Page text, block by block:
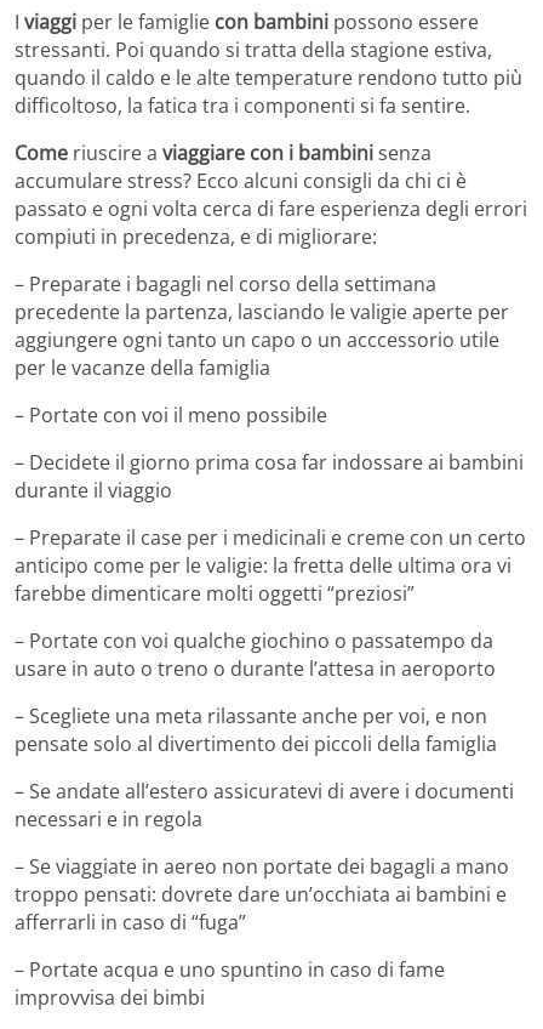
I viaggi per le famiglie con bambini possono essere
stressanti. Poi quando si tratta della stagione estiva,
quando il caldo e le alte temperature rendono tutto più
difficoltoso, la fatica tra i componenti si fa sentire.
Come riuscire a viaggiare con i bambinisenza
accumulare stress? Ecco alcuni consigli da chi ci è
passato e ogni volta cerca di fare esperienza degli errori
compiuti in precedenza, e di migliorare:
– Preparate i bagagli nel corso della settimana
precedente la partenza, lasciando le valigie aperte per
aggiungere ogni tanto un capo o un acccessorio utile
per le vacanze della famiglia
– Portate con voi il meno possibile
– Decidete il giorno prima cosa far indossare ai bambini
durante il viaggio
– Preparate il case per i medicinali e creme con un certo
anticipo come per le valigie: la fretta delle ultima ora vi
farebbe dimenticare molti oggetti “preziosi”
– Portate con voi qualche giochino o passatempo da
usare in auto o treno o durante l’attesa in aeroporto
– Scegliete una meta rilassante anche per voi, e non
pensate solo al divertimento dei piccoli della famiglia
– Se andate all’estero assicuratevi di avere i documenti
necessari e in regola
– Se viaggiate in aereo non portate dei bagagli a mano
troppo pensati: dovrete dare un’occhiata ai bambini e
afferrarli in caso di “fuga”
– Portate acqua e uno spuntino in caso di fame
improvvisa dei bimbi